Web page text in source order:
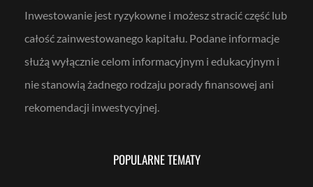
Inwestowanie jest ryzykowne i możesz stracić część lub
całość zainwestowanego kapitału. Podane informacje
służą wyłącznie celom informacyjnym i edukacyjnym i
nie stanowią żadnego rodzaju porady finansowej ani
rekomendacji inwestycyjnej.
POPULARNE TEMATY